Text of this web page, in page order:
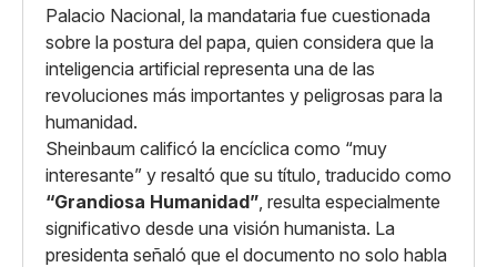
Palacio Nacional, la mandataria fue cuestionada
sobre la postura del papa, quien considera que la
inteligencia artificial representa una de las
revoluciones más importantes y peligrosas para la
humanidad.
Sheinbaum calificó la encíclica como “muy
interesante” y resaltó que su título, traducido como
“Grandiosa Humanidad”, resulta especialmente
significativo desde una visión humanista. La
presidenta señaló que el documento no solo habla